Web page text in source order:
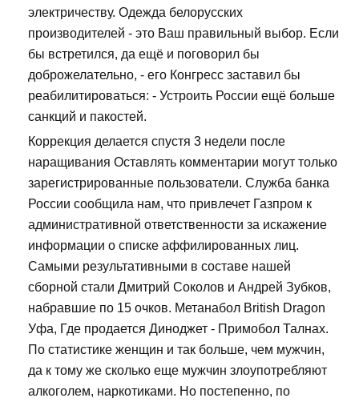
электричеству. Одежда белорусских
производителей - это Ваш правильный выбор. Если
бы встретился, да ещё и поговорил бы
доброжелательно, - его Конгресс заставил бы
реабилитироваться: - Устроить России ещё больше
санкций и пакостей.
Коррекция делается спустя 3 недели после
наращивания Оставлять комментарии могут только
зарегистрированные пользователи. Служба банка
России сообщила нам, что привлечет Газпром к
административной ответственности за искажение
информации о списке аффилированных лиц.
Самыми результативными в составе нашей
сборной стали Дмитрий Соколов и Андрей Зубков,
набравшие по 15 очков. Метанабол British Dragon
Уфа, Где продается Диноджет - Примобол Талнах.
По статистике женщин и так больше, чем мужчин,
да к тому же сколько еще мужчин злоупотребляют
алкоголем, наркотиками. Но постепенно, по